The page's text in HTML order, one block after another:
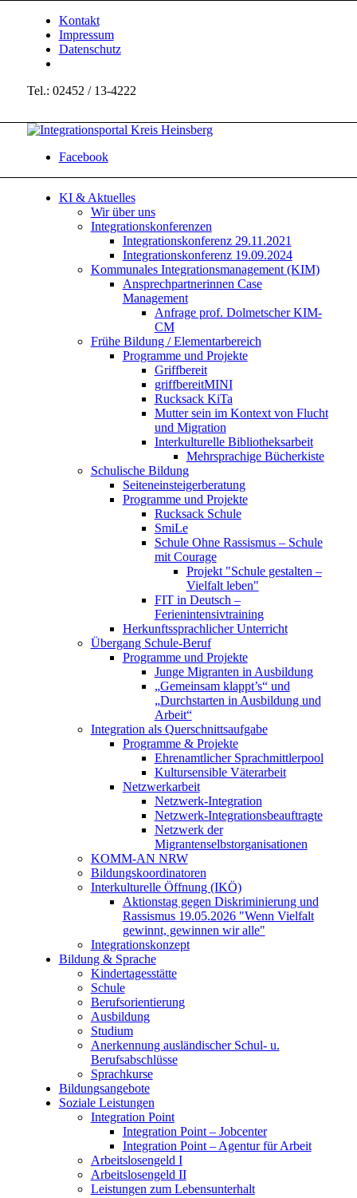
Kontakt
Impressum
Datenschutz
Tel.: 02452 / 13-4222
Facebook
KI & Aktuelles
Wir über uns
Integrationskonferenzen
Integrationskonferenz 29.11.2021
Integrationskonferenz 19.09.2024
Kommunales Integrationsmanagement (KIM)
Ansprechpartnerinnen Case
Management
Anfrage prof. Dolmetscher KIM-
CM
Frühe Bildung / Elementarbereich
Programme und Projekte
Griffbereit
griffbereitMINI
Rucksack KiTa
Mutter sein im Kontext von Flucht
und Migration
Interkulturelle Bibliotheksarbeit
Mehrsprachige Bücherkiste
Schulische Bildung
Seiteneinsteigerberatung
Programme und Projekte
Rucksack Schule
SmiLe
Schule Ohne Rassismus – Schule
mit Courage
Projekt "Schule gestalten –
Vielfalt leben"
FIT in Deutsch –
Ferienintensivtraining
Herkunftssprachlicher Unterricht
Übergang Schule-Beruf
Programme und Projekte
Junge Migranten in Ausbildung
„Gemeinsam klappt’s“ und
„Durchstarten in Ausbildung und
Arbeit“
Integration als Querschnittsaufgabe
Programme & Projekte
Ehrenamtlicher Sprachmittlerpool
Kultursensible Väterarbeit
Netzwerkarbeit
Netzwerk-Integration
Netzwerk-Integrationsbeauftragte
Netzwerk der
Migrantenselbstorganisationen
KOMM-AN NRW
Bildungskoordinatoren
Interkulturelle Öffnung (IKÖ)
Aktionstag gegen Diskriminierung und
Rassismus 19.05.2026 "Wenn Vielfalt
gewinnt, gewinnen wir alle"
Integrationskonzept
Bildung & Sprache
Kindertagesstätte
Schule
Berufsorientierung
Ausbildung
Studium
Anerkennung ausländischer Schul- u.
Berufsabschlüsse
Sprachkurse
Bildungsangebote
Soziale Leistungen
Integration Point
Integration Point – Jobcenter
Integration Point – Agentur für Arbeit
Arbeitslosengeld I
Arbeitslosengeld II
Leistungen zum Lebensunterhalt